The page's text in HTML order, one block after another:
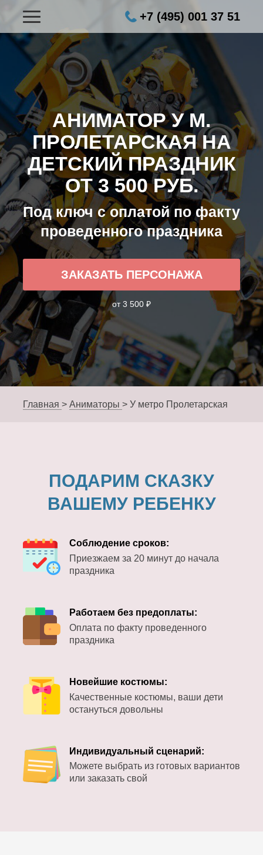
+7 (495) 001 37 51
АНИМАТОР У М.
ПРОЛЕТАРСКАЯ НА
ДЕТСКИЙ ПРАЗДНИК
ОТ 3 500 РУБ.
Под ключ с оплатой по факту
проведенного праздника
ЗАКАЗАТЬ ПЕРСОНАЖА
от 3 500 ₽
Главная > Аниматоры > У метро Пролетарская
ПОДАРИМ СКАЗКУ
ВАШЕМУ РЕБЕНКУ
Соблюдение сроков:
Приезжаем за 20 минут до начала
праздника
Работаем без предоплаты:
Оплата по факту проведенного
праздника
Новейшие костюмы:
Качественные костюмы, ваши дети
остануться довольны
Индивидуальный сценарий:
Можете выбрать из готовых вариантов
или заказать свой